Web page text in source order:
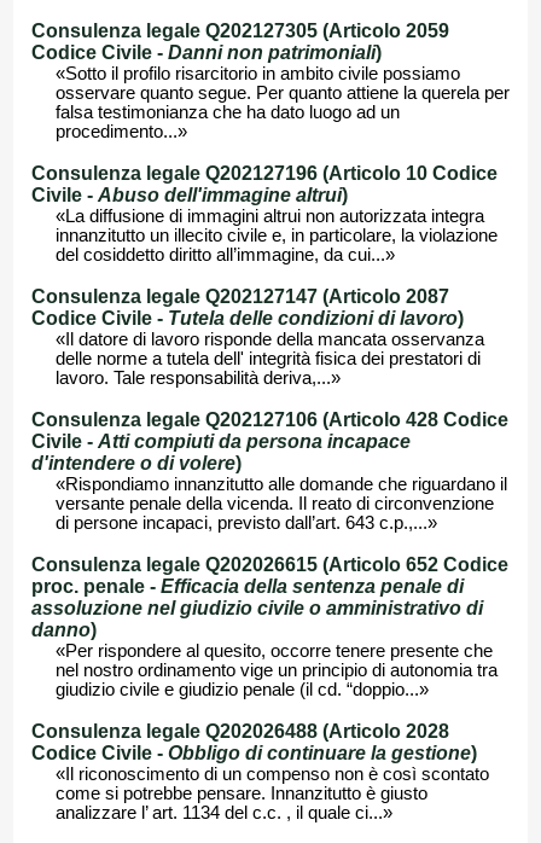
Consulenza legale Q202127305 (Articolo 2059
Codice Civile - Danni non patrimoniali)
«Sotto il profilo risarcitorio in ambito civile possiamo
osservare quanto segue. Per quanto attiene la querela per
falsa testimonianza che ha dato luogo ad un
procedimento...»
Consulenza legale Q202127196 (Articolo 10 Codice
Civile - Abuso dell'immagine altrui)
«La diffusione di immagini altrui non autorizzata integra
innanzitutto un illecito civile e, in particolare, la violazione
del cosiddetto diritto all’immagine, da cui...»
Consulenza legale Q202127147 (Articolo 2087
Codice Civile - Tutela delle condizioni di lavoro)
«Il datore di lavoro risponde della mancata osservanza
delle norme a tutela dell' integrità fisica dei prestatori di
lavoro. Tale responsabilità deriva,...»
Consulenza legale Q202127106 (Articolo 428 Codice
Civile - Atti compiuti da persona incapace
d'intendere o di volere)
«Rispondiamo innanzitutto alle domande che riguardano il
versante penale della vicenda. Il reato di circonvenzione
di persone incapaci, previsto dall’art. 643 c.p.,...»
Consulenza legale Q202026615 (Articolo 652 Codice
proc. penale - Efficacia della sentenza penale di
assoluzione nel giudizio civile o amministrativo di
danno)
«Per rispondere al quesito, occorre tenere presente che
nel nostro ordinamento vige un principio di autonomia tra
giudizio civile e giudizio penale (il cd. “doppio...»
Consulenza legale Q202026488 (Articolo 2028
Codice Civile - Obbligo di continuare la gestione)
«Il riconoscimento di un compenso non è così scontato
come si potrebbe pensare. Innanzitutto è giusto
analizzare l’ art. 1134 del c.c. , il quale ci...»